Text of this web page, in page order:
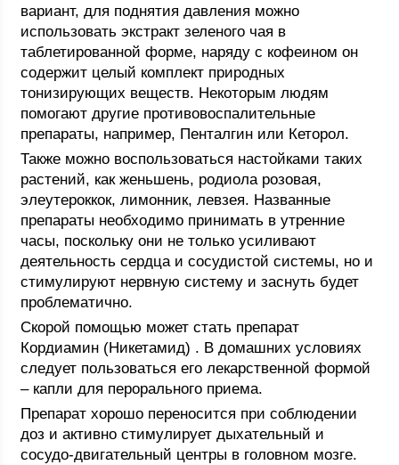
вариант, для поднятия давления можно
использовать экстракт зеленого чая в
таблетированной форме, наряду с кофеином он
содержит целый комплект природных
тонизирующих веществ. Некоторым людям
помогают другие противовоспалительные
препараты, например, Пенталгин или Кеторол.
Также можно воспользоваться настойками таких
растений, как женьшень, родиола розовая,
элеутероккок, лимонник, левзея. Названные
препараты необходимо принимать в утренние
часы, поскольку они не только усиливают
деятельность сердца и сосудистой системы, но и
стимулируют нервную систему и заснуть будет
проблематично.
Скорой помощью может стать препарат
Кордиамин (Никетамид) . В домашних условиях
следует пользоваться его лекарственной формой
– капли для перорального приема.
Препарат хорошо переносится при соблюдении
доз и активно стимулирует дыхательный и
сосудо-двигательный центры в головном мозге.